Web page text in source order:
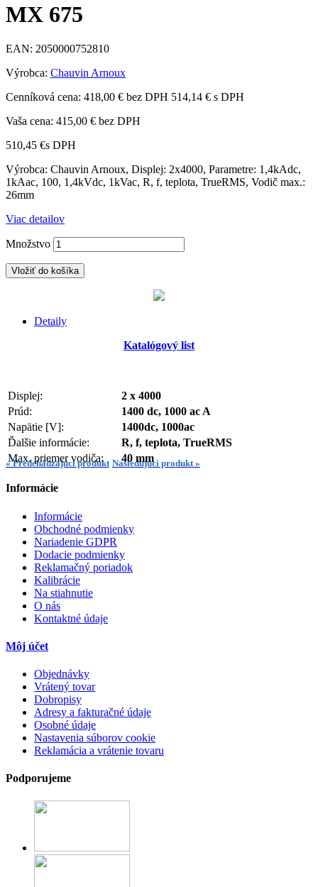
MX 675
EAN: 2050000752810
Výrobca: Chauvin Arnoux
Cenníková cena: 418,00 € bez DPH 514,14 € s DPH
Vaša cena: 415,00 € bez DPH
510,45 €s DPH
Výrobca: Chauvin Arnoux, Displej: 2x4000, Parametre: 1,4kAdc,
1kAac, 100, 1,4kVdc, 1kVac, R, f, teplota, TrueRMS, Vodič max.:
26mm
Viac detailov
Množstvo
Vložiť do košíka
Detaily
Katalógový list
Displej:
2 x 4000
Prúd:
1400 dc, 1000 ac A
Napätie [V]:
1400dc, 1000ac
Ďalšie informácie:
R, f, teplota, TrueRMS
Max. priemer vodiča:
40 mm
« Predchádzajúci produkt Nasledujúci produkt »
Informácie
Informácie
Obchodné podmienky
Nariadenie GDPR
Dodacie podmienky
Reklamačný poriadok
Kalibrácie
Na stiahnutie
O nás
Kontaktné údaje
Môj účet
Objednávky
Vrátený tovar
Dobropisy
Adresy a fakturačné údaje
Osobné údaje
Nastavenia súborov cookie
Reklamácia a vrátenie tovaru
Podporujeme